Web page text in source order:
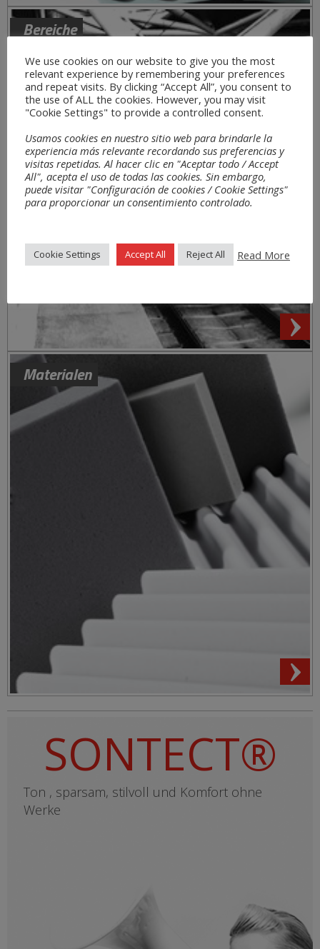
Bereiche
Materialen
SONTECT®
Ton , sparsam, stilvoll und Komfort ohne
Werke
We use cookies on our website to give you the most
relevant experience by remembering your preferences
and repeat visits. By clicking “Accept All”, you consent to
the use of ALL the cookies. However, you may visit
"Cookie Settings" to provide a controlled consent.
Usamos cookies en nuestro sitio web para brindarle la
experiencia más relevante recordando sus preferencias y
visitas repetidas. Al hacer clic en "Aceptar todo / Accept
All", acepta el uso de todas las cookies. Sin embargo,
puede visitar "Configuración de cookies / Cookie Settings"
para proporcionar un consentimiento controlado.
Cookie Settings Accept All Reject All Read More